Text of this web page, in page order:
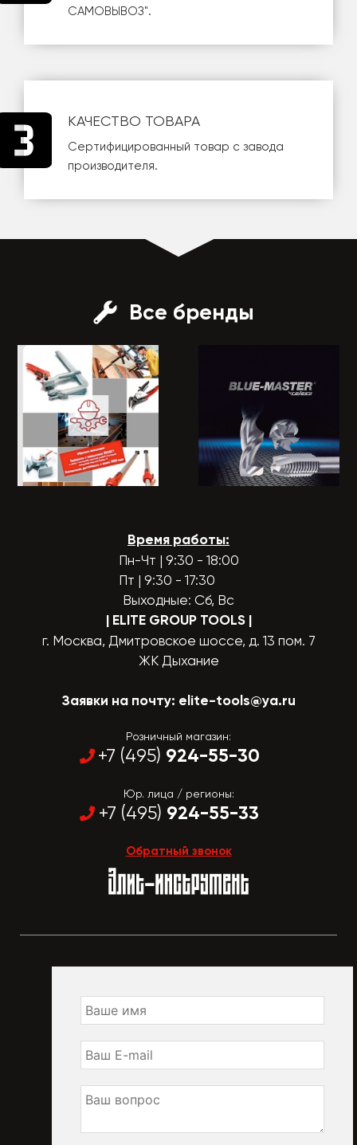
САМОВЫВОЗ".
КАЧЕСТВО ТОВАРА
Сертифицированный товар с завода
производителя.
Все бренды
Время работы:
Пн-Чт | 9:30 - 18:00
Пт | 9:30 - 17:30
Выходные: Сб, Вс
| ELITE GROUP TOOLS |
г. Москва, Дмитровское шоссе, д. 13 пом. 7
ЖК Дыхание
Заявки на почту: elite-tools@ya.ru
Розничный магазин:
+7 (495) 924-55-30
Юр. лица / регионы:
+7 (495) 924-55-33
Обратный звонок